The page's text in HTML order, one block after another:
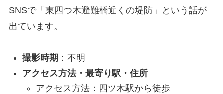
SNSで「東四つ木避難橋近くの堤防」という話が
出ています。
撮影時期 ：不明
アクセス方法・最寄り駅・住所
アクセス方法：四ツ木駅から徒歩